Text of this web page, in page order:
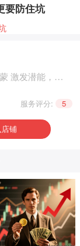
要防住坑
服务评分: 5
铺